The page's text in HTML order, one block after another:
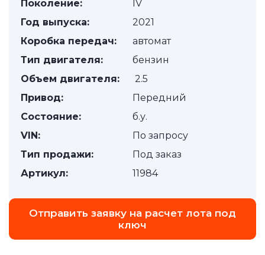
Поколение:
IV
Год выпуска:
2021
Коробка передач:
автомат
Тип двигателя:
бензин
Объем двигателя:
2.5
Привод:
Передний
Состояние:
б.у.
VIN:
По запросу
Тип продажи:
Под заказ
Артикул:
11984
Отправить заявку на расчет лота под
ключ